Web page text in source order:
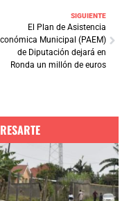
SIGUIENTE
El Plan de Asistencia
Municipal (PAEM)
de Diputación dejará en
Ronda un millón de euros